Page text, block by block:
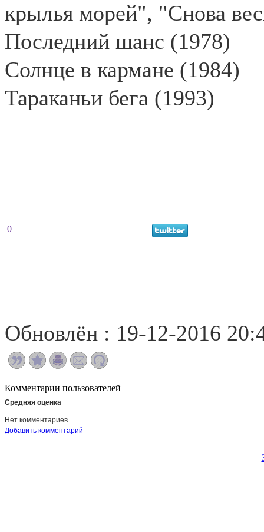
крылья морей", "Снова
Последний шанс (1978)
Солнце в кармане (1984)
Тараканьи бега (1993)
0
Обновлён : 19-12-2016
Комментарии пользователей
Средняя оценка
Нет комментариев
Добавить комментарий